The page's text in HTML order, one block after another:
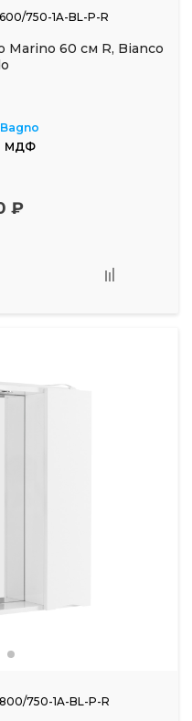
750-1A-BL-P-R
60 см R, Bianco
МДФ
₽
750-1A-BL-P-R